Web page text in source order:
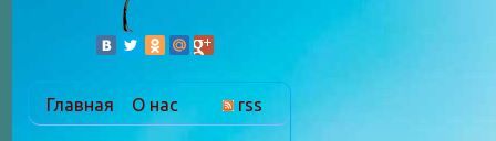
Главная О нас rss